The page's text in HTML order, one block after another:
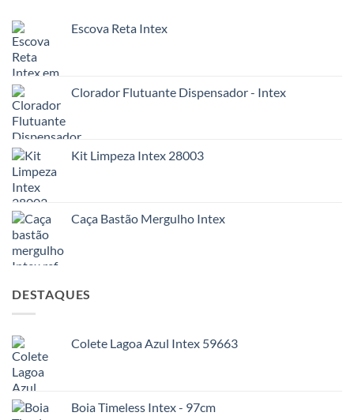
Escova Reta Intex
Clorador Flutuante Dispensador - Intex
Kit Limpeza Intex 28003
Caça Bastão Mergulho Intex
DESTAQUES
Colete Lagoa Azul Intex 59663
Boia Timeless Intex - 97cm